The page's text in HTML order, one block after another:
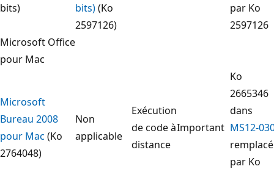
bits)
bits)(Ko
2597126)
par Ko
2597126
Microsoft Office
pour Mac
Microsoft
Bureau 2008
pour Mac (Ko
2764048)
Non
applicable
Exécution
de code à
distance
Important
Ko
2665346
dans
MS12-
remplacé
par Ko